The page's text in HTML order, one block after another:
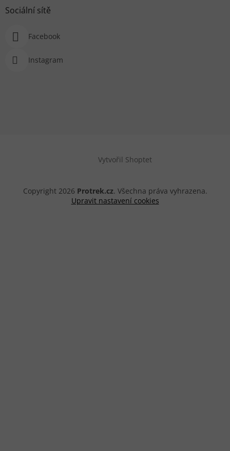
Sociální sítě
Facebook
Instagram
Vytvořil Shoptet
Copyright 2026 Protrek.cz. Všechna práva vyhrazena.
Upravit nastavení cookies